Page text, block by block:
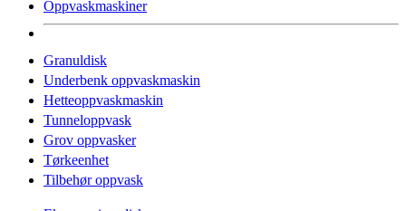
Oppvaskmaskiner
Granuldisk
Underbenk oppvaskmaskin
Hetteoppvaskmaskin
Tunneloppvask
Grov oppvasker
Tørkeenhet
Tilbehør oppvask